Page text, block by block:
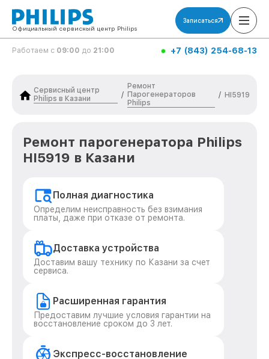
Официальный сервисный центр Philips
Записаться
Работаем с 09:00 до 21:00 +7 (843) 254-68-13
Сервисный центр
Philips в Казани
/
Ремонт
Парогенераторов
Philips
/ HI5919
Ремонт парогенератора Philips
HI5919 в Казани
Полная диагностика
Определим неисправность без взимания
платы, даже при отказе от ремонта.
Доставка устройства
Доставим вашу технику по Казани за счет
сервиса.
Расширенная гарантия
Предоставим лучшие условия гарантии на
восстановление сроком до 3 лет.
Экспресс-восстановление